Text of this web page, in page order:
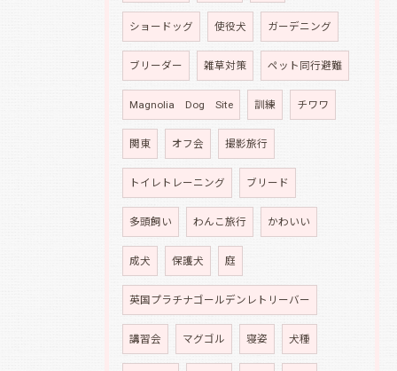
ショードッグ 使役犬 ガーデニング
ブリーダー 雑草対策 ペット同行避難
Magnolia Dog Site 訓練 チワワ
関東 オフ会 撮影旅行
トイレトレーニング ブリード
多頭飼い わんこ旅行 かわいい
成犬 保護犬 庭
英国プラチナゴールデンレトリーバー
講習会 マグゴル 寝姿 犬種